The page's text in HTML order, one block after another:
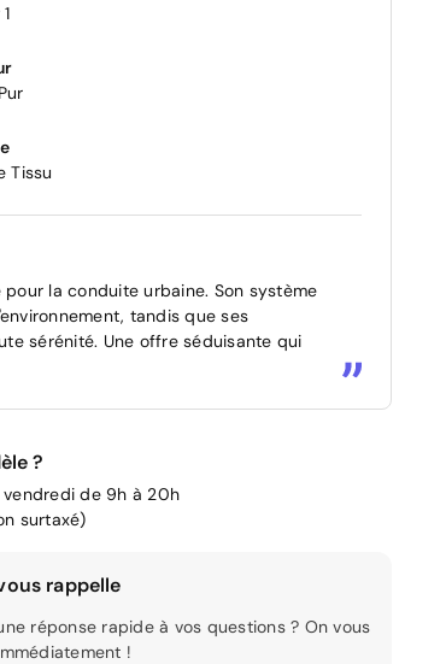
Tissu
la conduite urbaine. Son système
tandis que ses
sérénité. Une offre séduisante qui
?
vendredi de 9h à 20h
surtaxé)
rappelle
réponse rapide à vos questions ? On vous
!